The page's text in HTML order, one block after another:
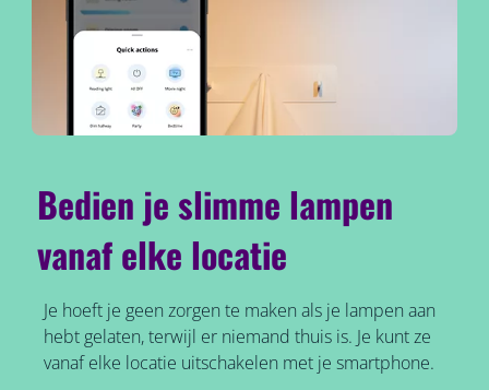
Bedien je slimme lampen
vanaf elke locatie
Je hoeft je geen zorgen te maken als je lampen aan
hebt gelaten, terwijl er niemand thuis is. Je kunt ze
vanaf elke locatie uitschakelen met je smartphone.